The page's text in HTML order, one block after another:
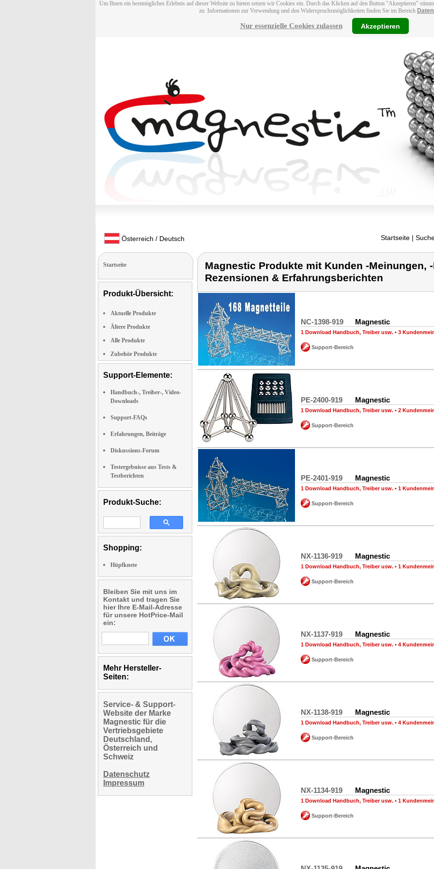
Um Ihnen ein bestmögliches Erlebnis auf dieser Website zu bieten setzen wir Cookies ein. Durch das Klicken auf den Button "Akzeptieren"
zu. Informationen zur Verwendung und den Widerspruchsmöglichkeiten finden Sie im Bereich
Nur essenzielle Cookies zulassen Akzeptieren
Österreich / Deutsch Startseite |
Startseite
Produkt-Übersicht:
Aktuelle Produkte
Ältere Produkte
Alle Produkte
Zubehör Produkte
Support-Elemente:
Handbuch-, Treiber-, Video-
Downloads
Support-FAQs
Erfahrungen, Beiträge
Diskussions-Forum
Testergebnisse aus Tests &
Testberichten
Produkt-Suche:
Shopping:
Hüpfknete
Bleiben Sie mit uns im
Kontakt und tragen Sie
hier Ihre E-Mail-Adresse
für unsere HotPrice-Mail
ein:
Mehr Hersteller-
Seiten:
Service- & Support-
Website der Marke
Magnestic für die
Vertriebsgebiete
Deutschland,
Österreich und
Schweiz
Datenschutz
Impressum
Magnestic Produkte mit Kunden -Meinungen,
Rezensionen & Erfahrungsberichten
NC-1398-919 Magnestic
1 Download Handbuch, Treiber usw. • 3
Support-Bereich
PE-2400-919 Magnestic
1 Download Handbuch, Treiber usw. • 2
Support-Bereich
PE-2401-919 Magnestic
1 Download Handbuch, Treiber usw. • 1
Support-Bereich
NX-1136-919 Magnestic
1 Download Handbuch, Treiber usw. • 1
Support-Bereich
NX-1137-919 Magnestic
1 Download Handbuch, Treiber usw. • 4
Support-Bereich
NX-1138-919 Magnestic
1 Download Handbuch, Treiber usw. • 4
Support-Bereich
NX-1134-919 Magnestic
1 Download Handbuch, Treiber usw. • 1
Support-Bereich